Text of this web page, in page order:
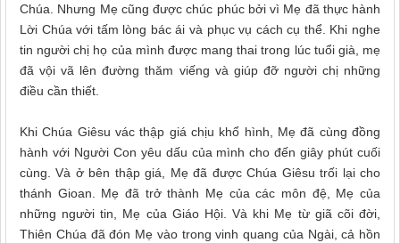
Chúa. Nhưng Mẹ cũng được chúc phúc bởi vì Mẹ đã thực hành
Lời Chúa với tấm lòng bác ái và phục vụ cách cụ thể. Khi nghe
tin người chị họ của mình được mang thai trong lúc tuổi già, mẹ
đã vội vã lên đường thăm viếng và giúp đỡ người chị những
điều cần thiết.
Khi Chúa Giêsu vác thập giá chịu khổ hình, Mẹ đã cùng đồng
hành với Người Con yêu dấu của mình cho đến giây phút cuối
cùng. Và ở bên thập giá, Mẹ đã được Chúa Giêsu trối lại cho
thánh Gioan. Mẹ đã trở thành Mẹ của các môn đệ, Mẹ của
những người tin, Mẹ của Giáo Hội. Và khi Mẹ từ giã cõi đời,
Thiên Chúa đã đón Mẹ vào trong vinh quang của Ngài, cả hồn